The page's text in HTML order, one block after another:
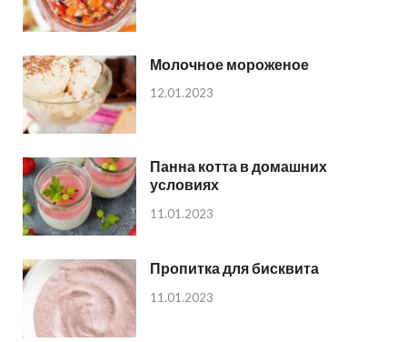
Молочное мороженое
12.01.2023
Панна котта в домашних
условиях
11.01.2023
Пропитка для бисквита
11.01.2023